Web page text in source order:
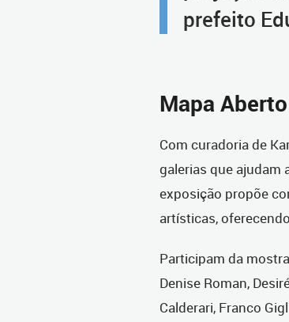
prefeito
Mapa Aberto
Com curadoria de
galerias que ajudam
exposição propõe
artísticas,
Participam da
Denise Roman,
Calderari, Franco